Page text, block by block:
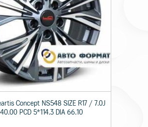
Concept NS548 SIZE R17 / 7.0J
PCD 5*114.3 DIA 66.10